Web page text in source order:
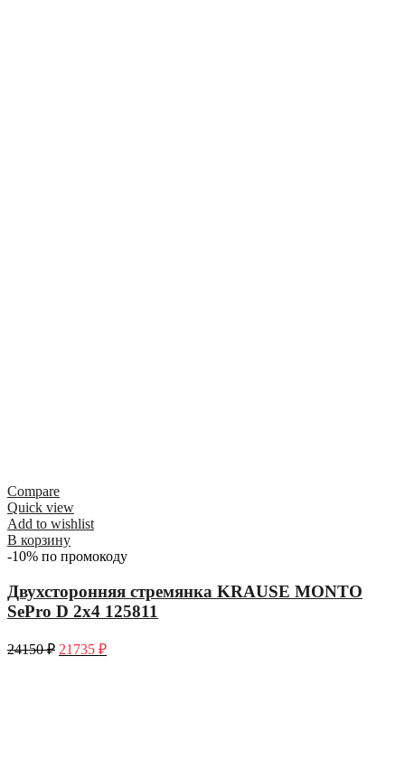
Compare
Quick view
Add to wishlist
В корзину
-10% по промокоду
Двухсторонняя стремянка KRAUSE MONTO
SePro D 2х4 125811
24150₽ 21735 ₽